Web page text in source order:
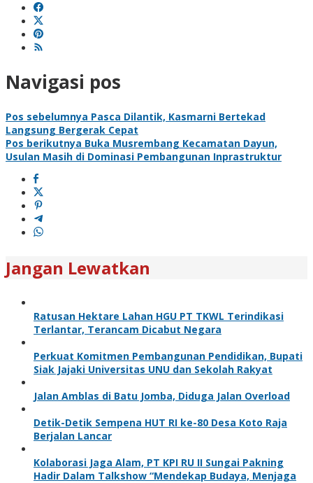
Navigasi pos
Pos sebelumnya Pasca Dilantik, Kasmarni Bertekad
Langsung Bergerak Cepat
Pos berikutnya Buka Musrembang Kecamatan Dayun,
Usulan Masih di Dominasi Pembangunan Inprastruktur
Jangan Lewatkan
Ratusan Hektare Lahan HGU PT TKWL Terindikasi
Terlantar, Terancam Dicabut Negara
Perkuat Komitmen Pembangunan Pendidikan, Bupati
Siak Jajaki Universitas UNU dan Sekolah Rakyat
Jalan Amblas di Batu Jomba, Diduga Jalan Overload
Detik-Detik Sempena HUT RI ke-80 Desa Koto Raja
Berjalan Lancar
Kolaborasi Jaga Alam, PT KPI RU II Sungai Pakning
Hadir Dalam Talkshow “Mendekap Budaya, Menjaga